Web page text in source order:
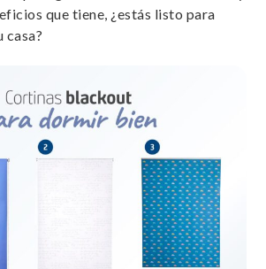
que tiene, ¿estás listo para
casa?